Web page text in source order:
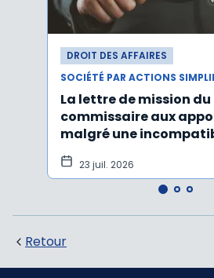
DROIT DES AFFAIRES
SOCIÉTÉ PAR ACTIONS
La lettre de mission du
commissaire aux
malgré une
être annulée
23 juil. 2026
Retour